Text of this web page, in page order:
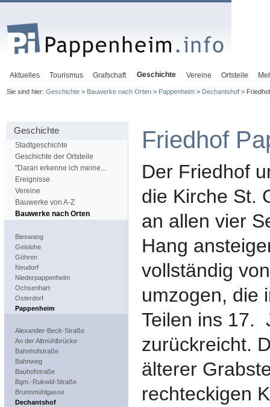
Aktuelles Tourismus Grafschaft Geschichte Vereine Ortsteile
Sie sind hier: Geschichte> Bauwerke nach Orten> Pappenheim> Dechantshof>
Geschichte
Stadtgeschichte
Geschichte der Ortsteile
"Daran erkenne ich meine...
Ereignisse
Vereine
Bauwerke von A-Z
Bauwerke nach Orten
Bieswang
Geislohe
Göhren
Neudorf
Niederpappenheim
Ochsenhart
Osterdorf
Pappenheim
Alexander-Beck-Straße
An der Altmühlbrücke
Bahnhofstraße
Bahnweg
Bauhofstraße
Bgm.-Rukwid-Straße
Brunnmühlgasse
Dechantshof
Friedhof
Der Friedhof
die Kirche St.
an allen vier
Hang
vollständig
umzogen, die
Teilen ins 17.
zurückreicht.
älterer
rechteckigen